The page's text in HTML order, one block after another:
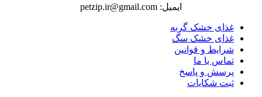
ایمیل: petzip.ir@gmail.com
غذای خشک گربه
غذای خشک سگ
شرایط و قوانین
تماس با ما
پرسش و پاسخ
ثبت شکایات